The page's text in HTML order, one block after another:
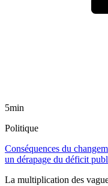
5min
Politique
Conséquences du
un dérapage du déficit
La multiplication des